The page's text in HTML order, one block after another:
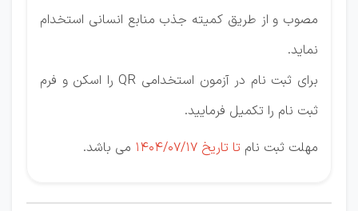
مصوب و از طریق کمیته جذب منابع انسانی استخدام
نماید.
برای ثبت نام در آزمون استخدامی QR را اسکن و فرم
ثبت نام را تکمیل فرمایید.
مهلت ثبت نام تا تاریخ ۱۴۰۴/۰۷/۱۷ می باشد.